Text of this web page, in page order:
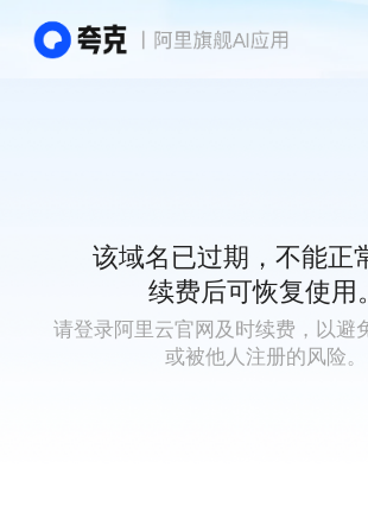
该域名已过期，不能正
续费后可恢复使用。
请登录阿里云官网及时续费，以避
或被他人注册的风险。